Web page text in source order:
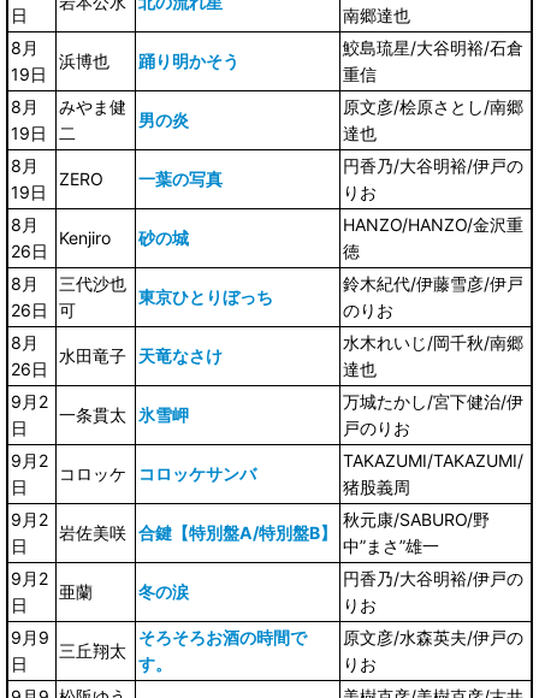
日
南郷達也
8月
19日
浜博也 踊り明かそう
鮫島琉星/大谷明裕/石倉
重信
8月
19日
みやま健
二
男の炎
原文彦/桧原さとし/南郷
達也
8月
19日
ZERO 一葉の写真
円香乃/大谷明裕/伊戸の
りお
8月
26日
Kenjiro 砂の城
HANZO/HANZO/金沢重
徳
8月
26日
三代沙也
可
東京ひとりぼっち
鈴木紀代/伊藤雪彦/伊戸
のりお
8月
26日
水田竜子 天竜なさけ
水木れいじ/岡千秋/南郷
達也
9月2
日
一条貫太 氷雪岬
万城たかし/宮下健治/伊
戸のりお
9月2
日
コロッケ コロッケサンバ
TAKAZUMI/TAKAZUMI/
猪股義周
9月2
日
岩佐美咲 合鍵【特別盤A/特別盤B】
秋元康/SABURO/野
中”まさ”雄一
9月2
日
亜蘭 冬の涙
円香乃/大谷明裕/伊戸の
りお
9月9
日
三丘翔太
そろそろお酒の時間で
す。
原文彦/水森英夫/伊戸の
りお